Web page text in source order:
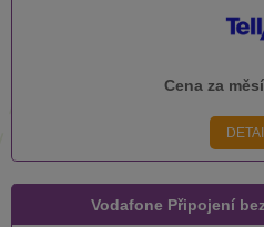
Cena za
Vodafone Připojení